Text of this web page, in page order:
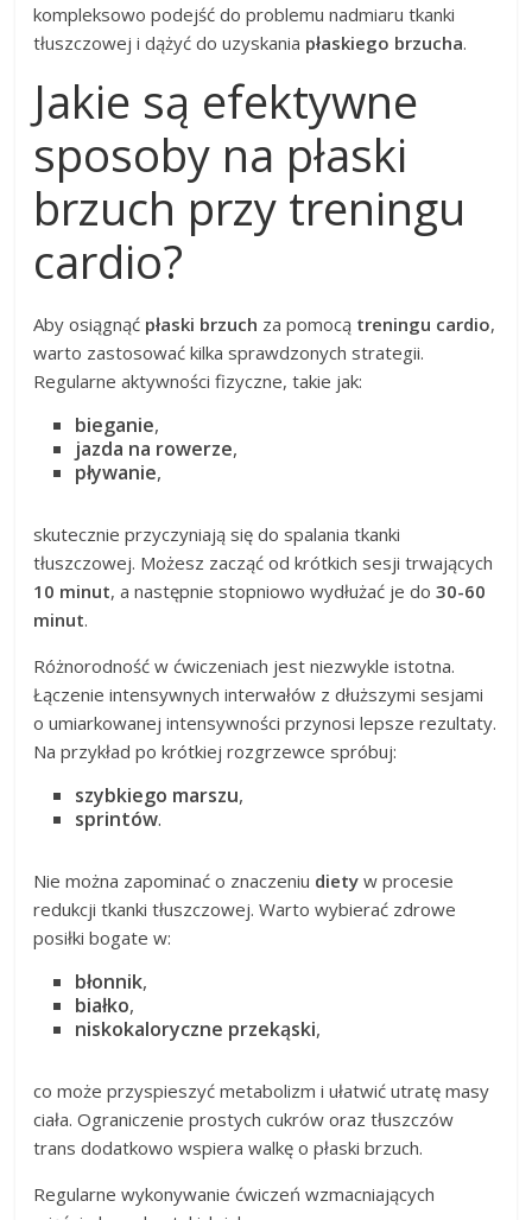
kompleksowo podejść do problemu nadmiaru tkanki
tłuszczowej i dążyć do uzyskania płaskiego brzucha.
Jakie są efektywne
sposoby na płaski
brzuch przy treningu
cardio?
Aby osiągnąć płaski brzuch za pomocą treningu cardio,
warto zastosować kilka sprawdzonych strategii.
Regularne aktywności fizyczne, takie jak:
bieganie,
jazda na rowerze,
pływanie,
skutecznie przyczyniają się do spalania tkanki
tłuszczowej. Możesz zacząć od krótkich sesji trwających
10 minut, a następnie stopniowo wydłużać je do30-60
minut.
Różnorodność w ćwiczeniach jest niezwykle istotna.
Łączenie intensywnych interwałów z dłuższymi sesjami
o umiarkowanej intensywności przynosi lepsze rezultaty.
Na przykład po krótkiej rozgrzewce spróbuj:
szybkiego marszu,
sprintów.
Nie można zapominać o znaczeniu diety w procesie
redukcji tkanki tłuszczowej. Warto wybierać zdrowe
posiłki bogate w:
błonnik,
białko,
niskokaloryczne przekąski,
co może przyspieszyć metabolizm i ułatwić utratę masy
ciała. Ograniczenie prostych cukrów oraz tłuszczów
trans dodatkowo wspiera walkę o płaski brzuch.
Regularne wykonywanie ćwiczeń wzmacniających